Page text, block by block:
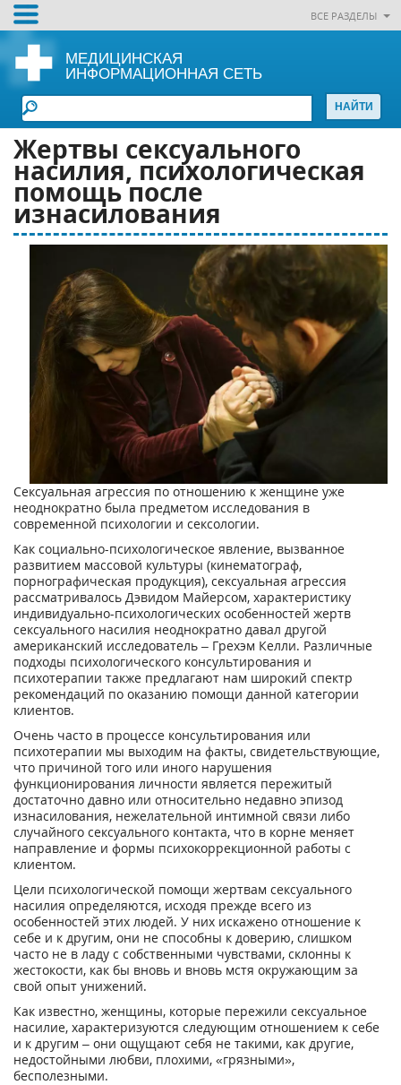
ВСЕ РАЗДЕЛЫ
МЕДИЦИНСКАЯ
ИНФОРМАЦИОННАЯ СЕТЬ
Жертвы сексуального
насилия, психологическая
помощь после
изнасилования
Сексуальная агрессия по отношению к женщине уже
неоднократно была предметом исследования в
современной психологии и сексологии.
Как социально-психологическое явление, вызванное
развитием массовой культуры (кинематограф,
порнографическая продукция), сексуальная агрессия
рассматривалось Дэвидом Майерсом, характеристику
индивидуально-психологических особенностей жертв
сексуального насилия неоднократно давал другой
американский исследователь – Грехэм Келли. Различные
подходы психологического консультирования и
психотерапии также предлагают нам широкий спектр
рекомендаций по оказанию помощи данной категории
клиентов.
Очень часто в процессе консультирования или
психотерапии мы выходим на факты, свидетельствующие,
что причиной того или иного нарушения
функционирования личности является пережитый
достаточно давно или относительно недавно эпизод
изнасилования, нежелательной интимной связи либо
случайного сексуального контакта, что в корне меняет
направление и формы психокоррекционной работы с
клиентом.
Цели психологической помощи жертвам сексуального
насилия определяются, исходя прежде всего из
особенностей этих людей. У них искажено отношение к
себе и к другим, они не способны к доверию, слишком
часто не в ладу с собственными чувствами, склонны к
жестокости, как бы вновь и вновь мстя окружающим за
свой опыт унижений.
Как известно, женщины, которые пережили сексуальное
насилие, характеризуются следующим отношением к себе
и к другим – они ощущают себя не такими, как другие,
недостойными любви, плохими, «грязными»,
бесполезными.